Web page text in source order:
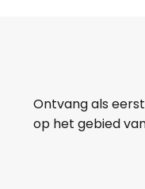
Ontvang als
op het gebied